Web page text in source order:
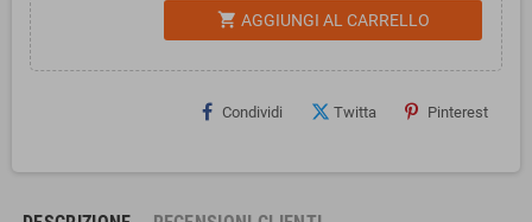
shopping_cart AGGIUNGI AL CARRELLO
Condividi Twitta Pinterest